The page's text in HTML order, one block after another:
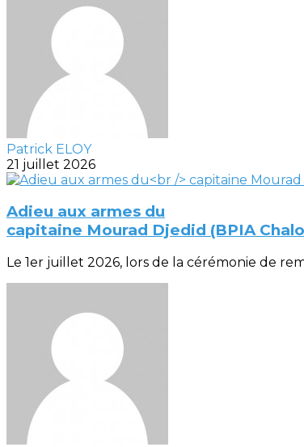
Patrick ELOY
21 juillet 2026
Adieu aux armes du
capitaine Mourad Djedid (BPIA
Le 1er juillet 2026, lors de la cérémonie de